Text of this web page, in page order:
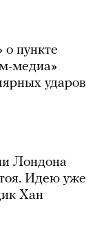
пункте
медиа»
ударов
Лондона
Идею уже
Хан